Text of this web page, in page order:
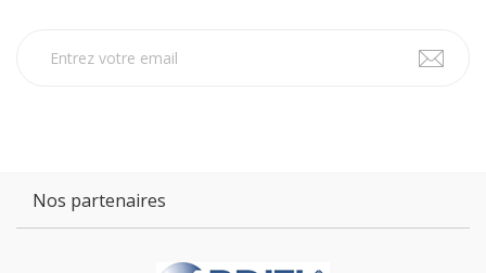
Nos partenaires